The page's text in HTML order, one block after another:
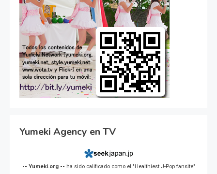
Yumeki Agency en TV
-- Yumeki.org -- ha sido calificado como el "Healthiest J-Pop fansite"